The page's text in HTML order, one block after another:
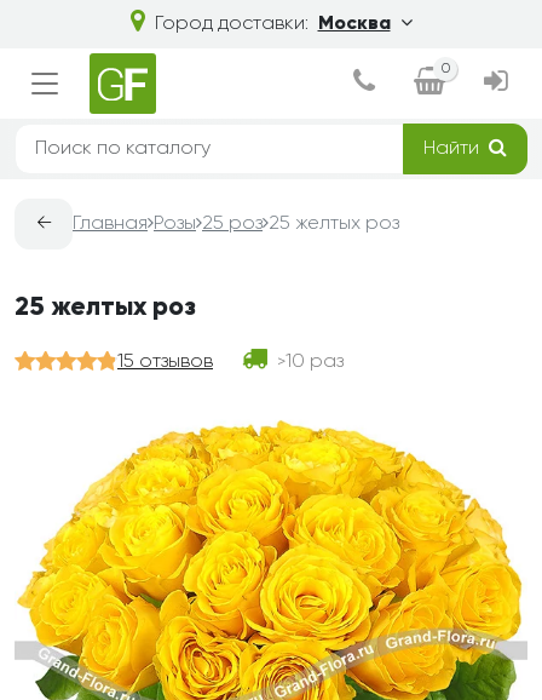
Город доставки: Москва
0
Найти
← Главная Розы 25 роз 25 желтых роз
25 желтых роз
15 отзывов >10 раз